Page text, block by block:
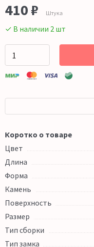
410 ₽ Штука
✓ В наличии 2 шт
Коротко о товаре
Цвет
Длина
Форма
Камень
Поверхность
Размер
Тип сборки
Тип замка